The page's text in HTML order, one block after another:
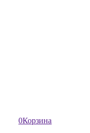
0Корзина